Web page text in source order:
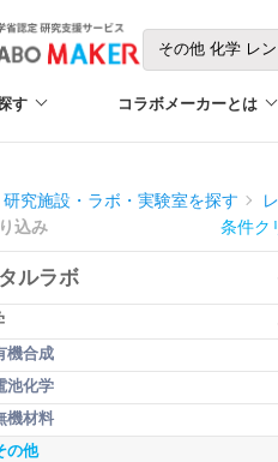
す コラボメーカーとは
研究施設・ラボ・実験室を探す
込み 条件ク
ルラボ
機合成
池化学
機材料
の他